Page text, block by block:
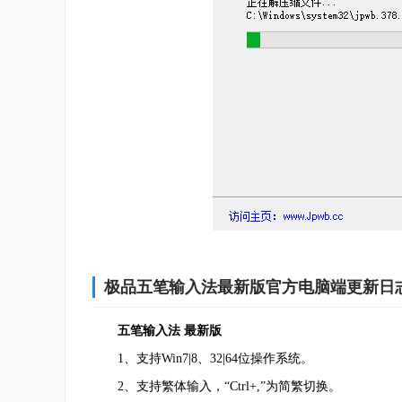
极品五笔输入法最新版官方电脑端更新日
五笔输入法 最新版
1、支持Win7|8、32|64位操作系统。
2、支持繁体输入，“Ctrl+,”为简繁切换。